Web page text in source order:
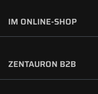
IM ONLINE-SHOP
ZENTAURON B2B